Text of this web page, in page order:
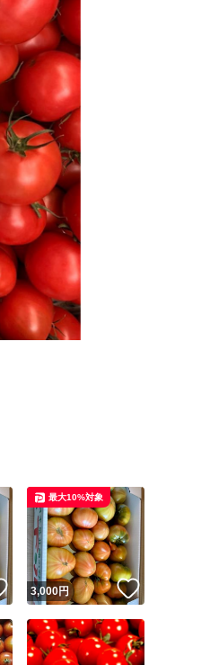
いいね！
3,000円
最大10%対象